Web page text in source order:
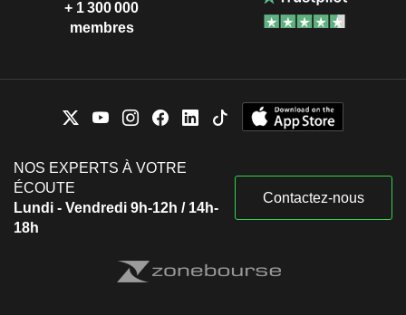
+ 1 300 000
membres
NOS EXPERTS À VOTRE
ÉCOUTE
Lundi - Vendredi 9h-12h / 14h-
18h
Contactez-nous